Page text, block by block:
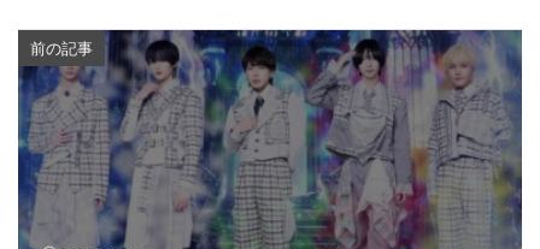
前の記事